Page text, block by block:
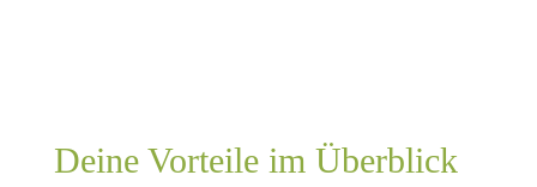
Deine Vorteile im Überblick